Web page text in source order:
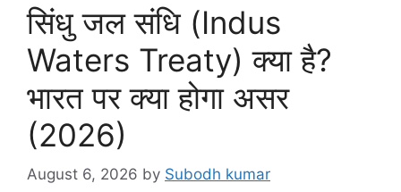
सिंधु जल संधि (Indus
Waters Treaty) क्या है?
भारत पर क्या होगा असर
(2026)
August 6, 2026 by Subodh kumar